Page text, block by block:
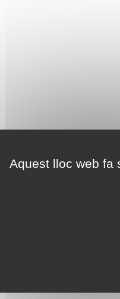
Aquest lloc web fa